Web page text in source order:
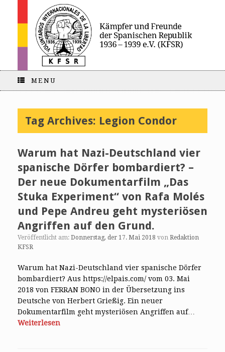
MENU
Tag Archives: Legion Condor
Warum hat Nazi-Deutschland vier
spanische Dörfer bombardiert? –
Der neue Dokumentarfilm „Das
Stuka Experiment“ von Rafa Molés
und Pepe Andreu geht mysteriösen
Angriffen auf den Grund.
Veröffentlicht am: Donnerstag, der 17. Mai 2018 von Redaktion
KFSR
Warum hat Nazi-Deutschland vier spanische Dörfer
bombardiert? Aus https://elpais.com/ vom 03. Mai
2018 von FERRAN BONO in der Übersetzung ins
Deutsche von Herbert Grießig. Ein neuer
Dokumentarfilm geht mysteriösen Angriffen auf…
Weiterlesen